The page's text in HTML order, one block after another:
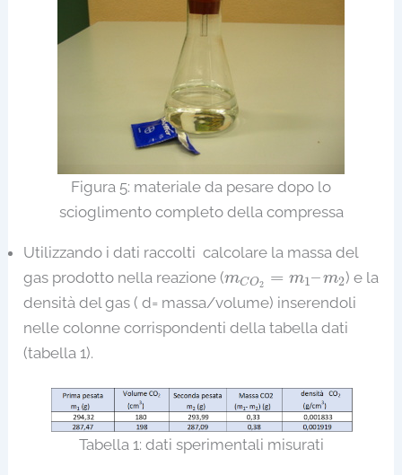
Figura 5: materiale da pesare dopo lo
scioglimento completo della compressa
Utilizzando i dati raccolti calcolare la massa del
gas prodotto nella reazione (mCO2 = m1–m2
mCO 2= m1–m2) e la
densità del gas ( d= massa/volume) inserendoli
nelle colonne corrispondenti della tabella dati
(tabella 1).
Tabella 1: dati sperimentali misurati